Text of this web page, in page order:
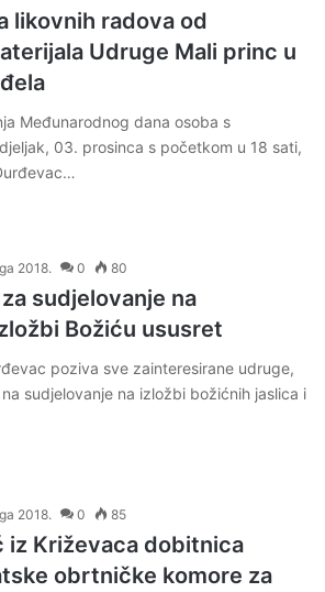
likovnih radova od
Udruge Mali princ u
Međunarodnog dana osoba s
03. prosinca s početkom u 18 sati,
2018. 0 80
sudjelovanje na
Božiću ususret
poziva sve zainteresirane udruge,
sudjelovanje na izložbi božićnih jaslica i
2018. 0 85
iz Križevaca dobitnica
obrtničke komore za